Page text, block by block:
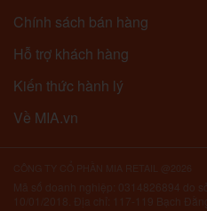
Chính sách bán hàng
Hỗ trợ khách hàng
Kiến thức hành lý
Về MIA.vn
10/01/2018. Địa chỉ: 117-119 Bạch